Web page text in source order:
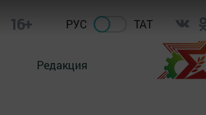
16+ РУС ТАТ
Редакция